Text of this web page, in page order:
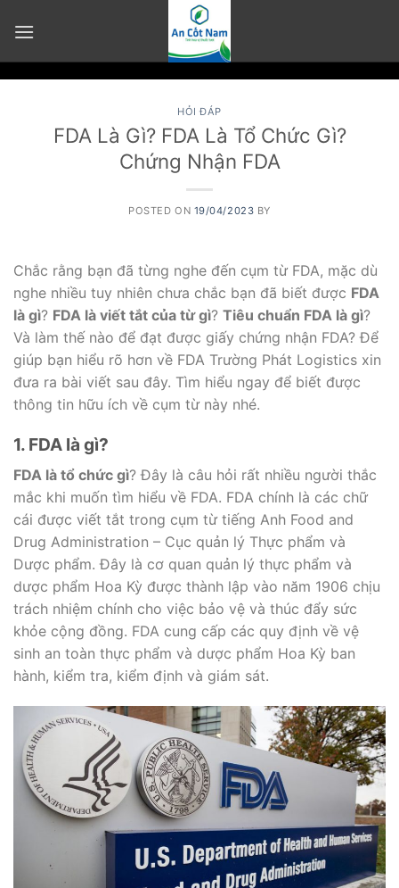
HỎI ĐÁP
FDA Là Gì? FDA Là Tổ Chức Gì?
Chứng Nhận FDA
POSTED ON 19/04/2023 BY
Chắc rằng bạn đã từng nghe đến cụm từ FDA, mặc dù
nghe nhiều tuy nhiên chưa chắc bạn đã biết được FDA
là gì? FDA là viết tắt của từ gì? Tiêu chuẩn FDA là gì?
Và làm thế nào để đạt được giấy chứng nhận FDA? Để
giúp bạn hiểu rõ hơn về FDA Trường Phát Logistics xin
đưa ra bài viết sau đây. Tìm hiểu ngay để biết được
thông tin hữu ích về cụm từ này nhé.
1. FDA là gì?
FDA là tổ chức gì? Đây là câu hỏi rất nhiều người thắc
mắc khi muốn tìm hiểu về FDA. FDA chính là các chữ
cái được viết tắt trong cụm từ tiếng Anh Food and
Drug Administration – Cục quản lý Thực phẩm và
Dược phẩm. Đây là cơ quan quản lý thực phẩm và
dược phẩm Hoa Kỳ được thành lập vào năm 1906 chịu
trách nhiệm chính cho việc bảo vệ và thúc đẩy sức
khỏe cộng đồng. FDA cung cấp các quy định về vệ
sinh an toàn thực phẩm và dược phẩm Hoa Kỳ ban
hành, kiểm tra, kiểm định và giám sát.